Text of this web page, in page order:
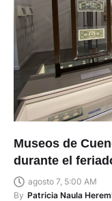
Museos de
durante el
agosto 7, 5:00 AM
By Patricia Naula